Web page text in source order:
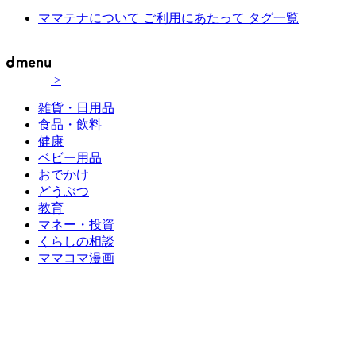
ママテナについて ご利用にあたって タグ一覧
>
雑貨・日用品
食品・飲料
健康
ベビー用品
おでかけ
どうぶつ
教育
マネー・投資
くらしの相談
ママコマ漫画